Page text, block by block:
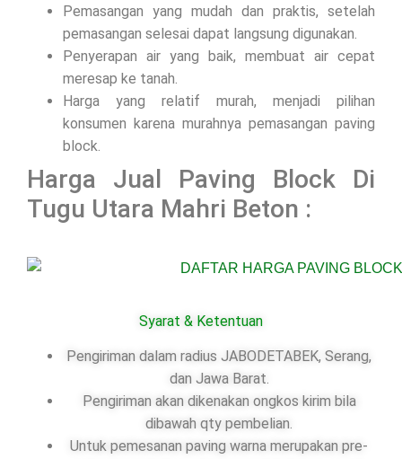
Pemasangan yang mudah dan praktis, setelah
pemasangan selesai dapat langsung digunakan.
Penyerapan air yang baik, membuat air cepat
meresap ke tanah.
Harga yang relatif murah, menjadi pilihan
konsumen karena murahnya pemasangan paving
block.
Harga Jual Paving Block Di
Tugu Utara Mahri Beton :
Syarat & Ketentuan
Pengiriman dalam radius JABODETABEK, Serang,
dan Jawa Barat.
Pengiriman akan dikenakan ongkos kirim bila
dibawah qty pembelian.
Untuk pemesanan paving warna merupakan pre-